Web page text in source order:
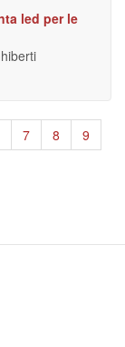
led per le
Page
7 Page
8 Page
9